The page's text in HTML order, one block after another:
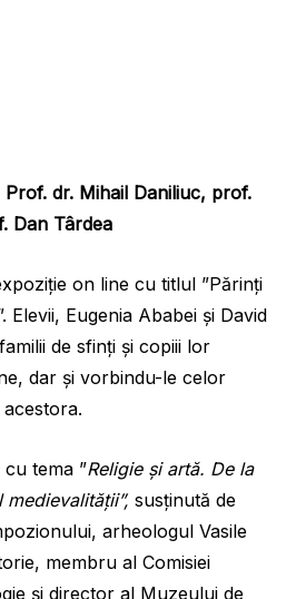
dr. Mihail Daniliuc, prof.
Dan Târdea
on line cu titlul ”Părinți
Elevii, Eugenia Ababei și David
de sfinți și copiii lor
dar și vorbindu-le celor
tema ”Religie și artă. De la
susținută de
arheologul Vasile
membru al Comisiei
și director al Muzeului de